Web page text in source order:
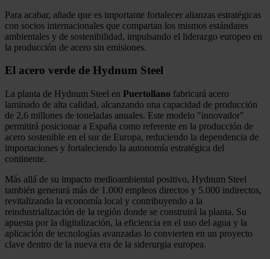
Para acabar, añade que es importante fortalecer alianzas estratégicas
con socios internacionales que compartan los mismos estándares
ambientales y de sostenibilidad, impulsando el liderazgo europeo en
la producción de acero sin emisiones.
El acero verde de Hydnum Steel
La planta de Hydnum Steel en Puertollano fabricará acero
laminado de alta calidad, alcanzando una capacidad de producción
de 2,6 millones de toneladas anuales. Este modelo "innovador"
permitirá posicionar a España como referente en la producción de
acero sostenible en el sur de Europa, reduciendo la dependencia de
importaciones y fortaleciendo la autonomía estratégica del
continente.
Más allá de su impacto medioambiental positivo, Hydnum Steel
también generará más de 1.000 empleos directos y 5.000 indirectos,
revitalizando la economía local y contribuyendo a la
reindustrialización de la región donde se construirá la planta. Su
apuesta por la digitalización, la eficiencia en el uso del agua y la
aplicación de tecnologías avanzadas lo convierten en un proyecto
clave dentro de la nueva era de la siderurgia europea.